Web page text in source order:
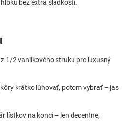
bez extra sladkosti.
1/2 vanilkového struku pre luxusný
krátko lúhovať, potom vybrať – jas
lístkov na konci – len decentne,